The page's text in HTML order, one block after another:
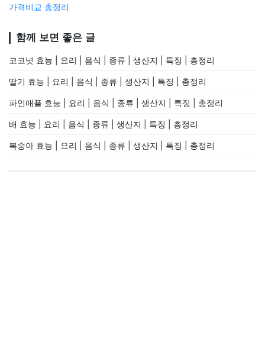
가격비교 총정리
함께 보면 좋은 글
코코넛 효능 | 요리 | 음식 | 종류 | 생산지 | 특징 | 총정리
딸기 효능 | 요리 | 음식 | 종류 | 생산지 | 특징 | 총정리
파인애플 효능 | 요리 | 음식 | 종류 | 생산지 | 특징 | 총정리
배 효능 | 요리 | 음식 | 종류 | 생산지 | 특징 | 총정리
복숭아 효능 | 요리 | 음식 | 종류 | 생산지 | 특징 | 총정리